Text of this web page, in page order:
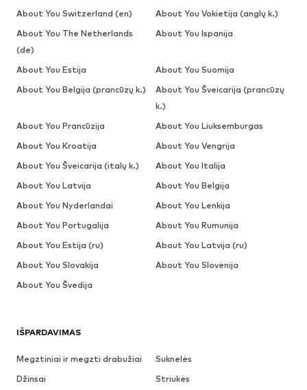
IŠPARDAVIMAS
Megztiniai ir megzti drabužiai
Suknelės
Džinsai
Striukės
About You Switzerland (en)
About You Vokietija (anglų k.)
About You The Netherlands
(de)
About You Ispanija
About You Estija
About You Suomija
About You Belgija (prancūzų k.)
About You Šveicarija (prancūzų
k.)
About You Prancūzija
About You Liuksemburgas
About You Kroatija
About You Vengrija
About You Šveicarija (italų k.)
About You Italija
About You Latvija
About You Belgija
About You Nyderlandai
About You Lenkija
About You Portugalija
About You Rumunija
About You Estija (ru)
About You Latvija (ru)
About You Slovakija
About You Slovėnija
About You Švedija